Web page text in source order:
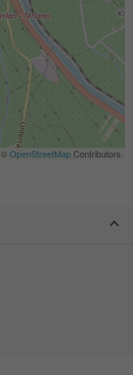
©OpenStreetMapContributors